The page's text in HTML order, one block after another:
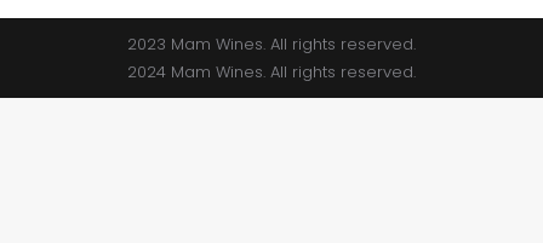
2023 Mam Wines. All rights reserved.
2024 Mam Wines. All rights reserved.